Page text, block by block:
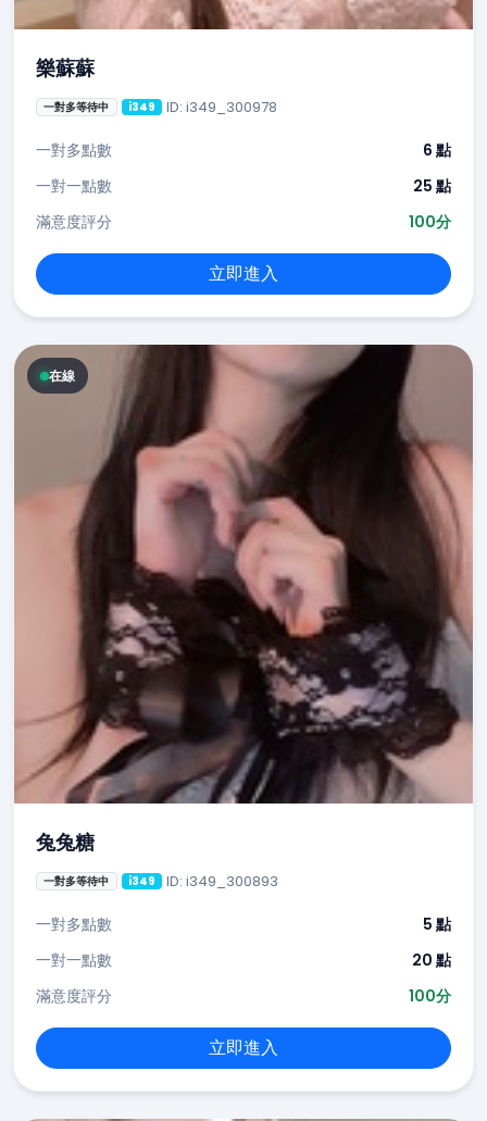
樂蘇蘇
一對多等待中 i349 ID: i349_300978
一對多點數
6 點
一對一點數
25 點
滿意度評分
100分
立即進入
在線
兔兔糖
一對多等待中 i349 ID: i349_300893
一對多點數
5 點
一對一點數
20 點
滿意度評分
100分
立即進入